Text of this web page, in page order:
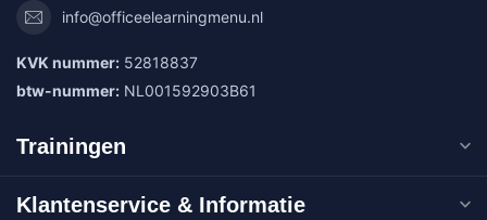
info@officeelearningmenu.nl
KVK nummer: 52818837
btw-nummer: NL001592903B61
Trainingen
Klantenservice & Informatie